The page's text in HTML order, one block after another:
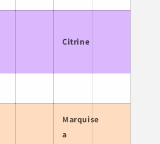
Citrine
Marquise
a